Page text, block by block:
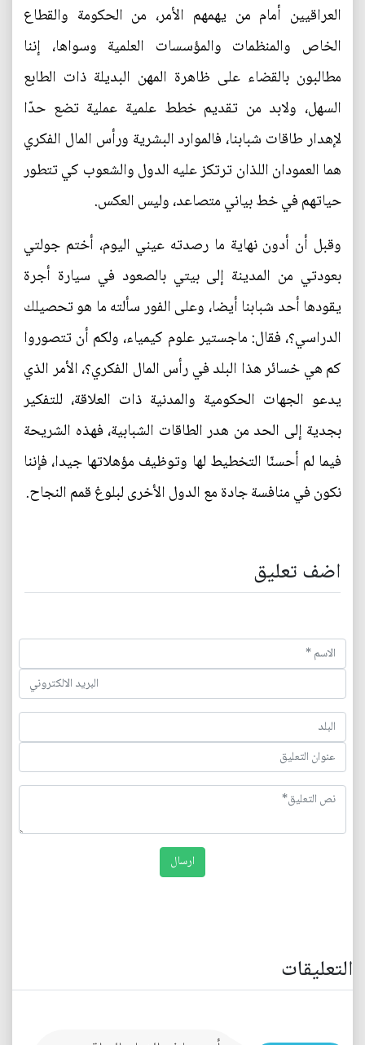
العراقيين أمام من يهمهم الأمر، من الحكومة والقطاع
الخاص والمنظمات والمؤسسات العلمية وسواها، إننا
مطالبون بالقضاء على ظاهرة المهن البديلة ذات الطابع
السهل، ولابد من تقديم خطط علمية عملية تضع حدّا
لإهدار طاقات شبابنا، فالموارد البشرية ورأس المال الفكري
هما العمودان اللذان ترتكز عليه الدول والشعوب كي تتطور
حياتهم في خط بياني متصاعد، وليس العكس.
وقبل أن أدون نهاية ما رصدته عيني اليوم، أختم جولتي
بعودتي من المدينة إلى بيتي بالصعود في سيارة أجرة
يقودها أحد شبابنا أيضا، وعلى الفور سألته ما هو تحصيلك
الدراسي؟، فقال: ماجستير علوم كيمياء، ولكم أن تتصوروا
كم هي خسائر هذا البلد في رأس المال الفكري؟، الأمر الذي
يدعو الجهات الحكومية والمدنية ذات العلاقة، للتفكير
بجدية إلى الحد من هدر الطاقات الشبابية، فهذه الشريحة
فيما لم أحسنّا التخطيط لها وتوظيف مؤهلاتها جيدا، فإننا
نكون في منافسة جادة مع الدول الأخرى لبلوغ قمم النجاح.
اضف تعليق
التعليقات